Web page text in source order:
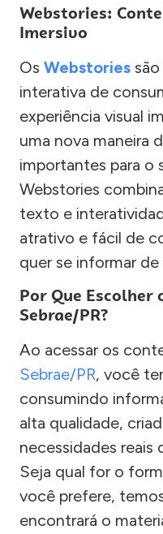
Webstories:
Imersivo
Os Webstories
interativa de
experiência visual
uma nova maneira
importantes para o
Webstories
texto e
atrativo e fácil de
quer se informar
Por Que Escolher
Sebrae/PR?
Ao acessar os
Sebrae/PR, você
consumindo
alta qualidade,
necessidades reais
Seja qual for o
você prefere,
encontrará o